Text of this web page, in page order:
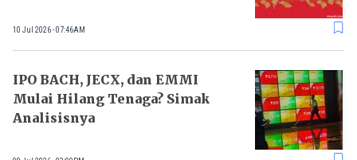
10 Jul 2026 - 07:46AM
IPO BACH, JECX, dan EMMI
Mulai Hilang Tenaga? Simak
Analisisnya